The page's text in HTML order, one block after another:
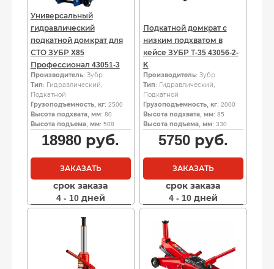
Универсальный
гидравлический
подкатной домкрат для
СТО ЗУБР X85
Профессионал 43051-3
Производитель: Зубр
Тип: Гидравлический,
Подкатной
Грузоподъемность, кг: 2500
Высота подхвата, мм: 80
Высота подъема, мм: 508
18980 руб.
ЗАКАЗАТЬ
срок заказа
4 - 10 дней
Подкатной домкрат с
низким подхватом в
кейсе ЗУБР Т-35 43056-2-
K
Производитель: Зубр
Тип: Гидравлический,
Подкатной
Грузоподъемность, кг: 2000
Высота подхвата, мм: 85
Высота подъема, мм: 330
5750руб.
ЗАКАЗАТЬ
срок заказа
4 - 10 дней